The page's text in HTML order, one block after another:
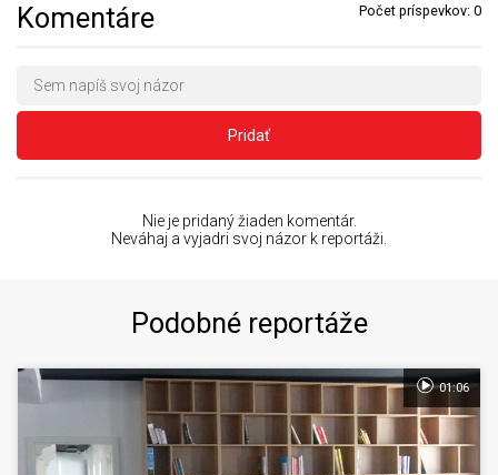
Komentáre Počet príspevkov: 0
Pridať
Nie je pridaný žiaden komentár.
Neváhaj a vyjadri svoj názor k reportáži.
Podobné reportáže
01:06